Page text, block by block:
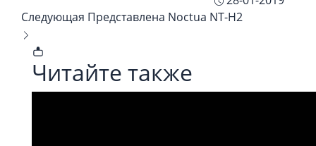
Следующая Представлена Noctua NT-H2
Читайте также